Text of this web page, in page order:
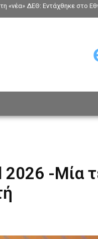
«νέα» ΔΕΘ: Εντάχθηκε στο
-Mία